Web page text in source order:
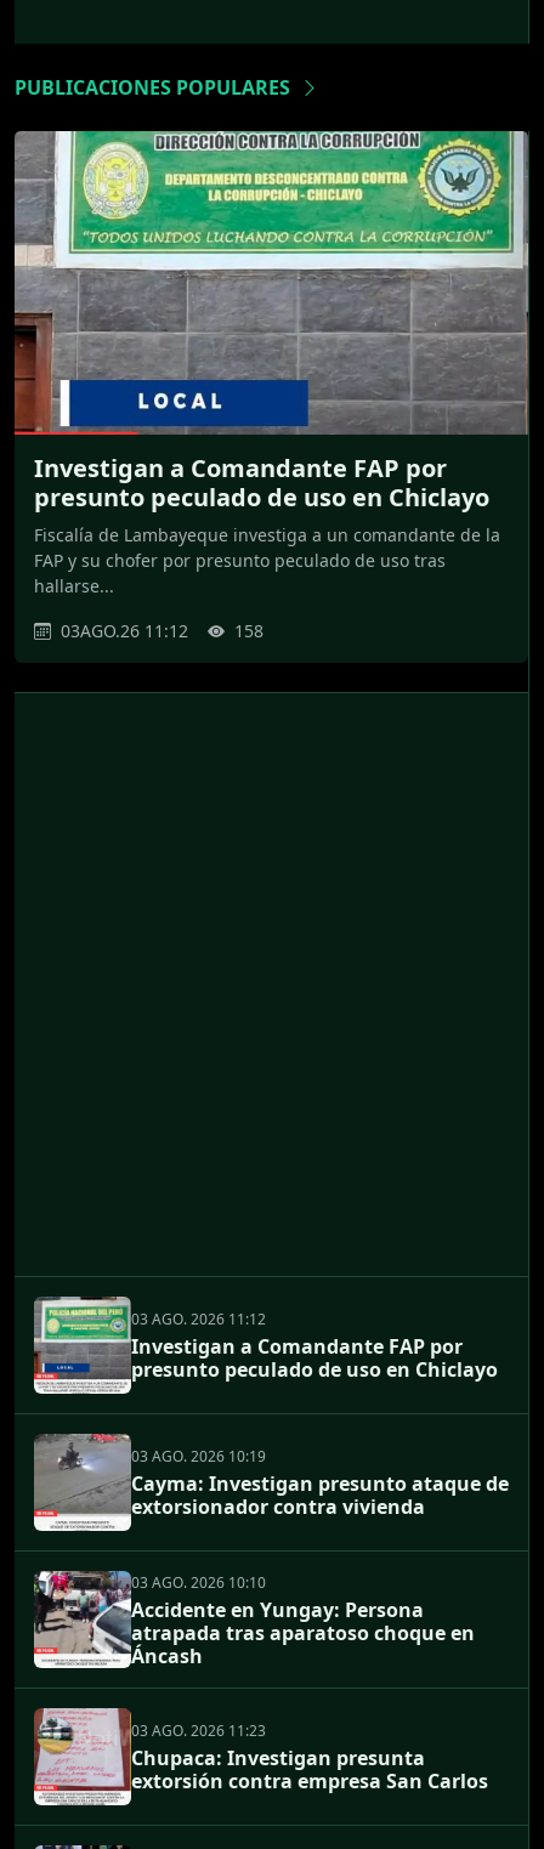
PUBLICACIONES POPULARES
Investigan a Comandante FAP por
presunto peculado de uso en Chiclayo
Fiscalía de Lambayeque investiga a un comandante de la
FAP y su chofer por presunto peculado de uso tras
hallarse...
03AGO.26 11:12
158
03 AGO. 2026 11:12
Investigan a Comandante FAP por
presunto peculado de uso en Chiclayo
03 AGO. 2026 10:19
Cayma: Investigan presunto ataque de
extorsionador contra vivienda
03 AGO. 2026 10:10
Accidente en Yungay: Persona
atrapada tras aparatoso choque en
Áncash
03 AGO. 2026 11:23
Chupaca: Investigan presunta
extorsión contra empresa San Carlos